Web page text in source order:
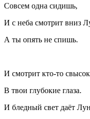
Совсем одна сидишь,
И с неба смотрит вниз
А ты опять не спишь.
И смотрит кто-то
В твои глубокие глаза.
И бледный свет даёт